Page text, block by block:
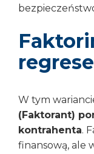
W tym
(Faktorant)
kontrahenta.
finansową, ale